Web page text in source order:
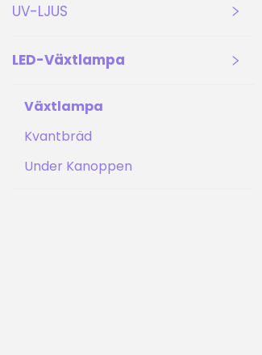
UV-LJUS
LED-Växtlampa
Växtlampa
Kvantbräd
Under Kanoppen